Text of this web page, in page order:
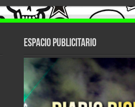
ESPACIO PUBLICITARIO